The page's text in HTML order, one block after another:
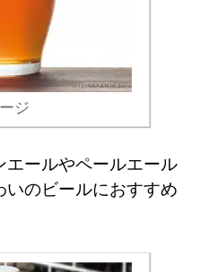
ジ
エールやペールエール
のビールにおすすめ